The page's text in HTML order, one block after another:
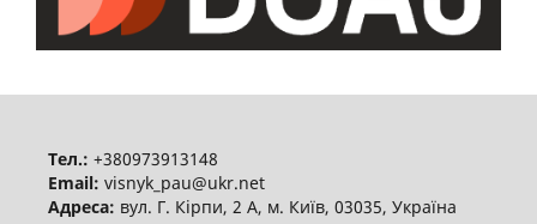
Тел.: +380973913148
Email: visnyk_pau@ukr.net
Адреса: вул. Г. Кірпи, 2 А, м. Київ, 03035, Україна